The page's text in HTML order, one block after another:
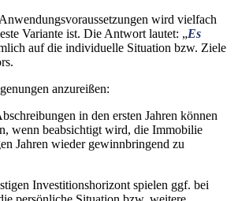
wird vielfach
Variante ist. Die Antwort lautet: „Es
auf die individuelle Situation bzw. Ziele
anzureißen:
in den ersten Jahren können
wenn beabsichtigt wird, die Immobilie
Jahren wieder gewinnbringend zu
Investitionshorizont spielen ggf. bei